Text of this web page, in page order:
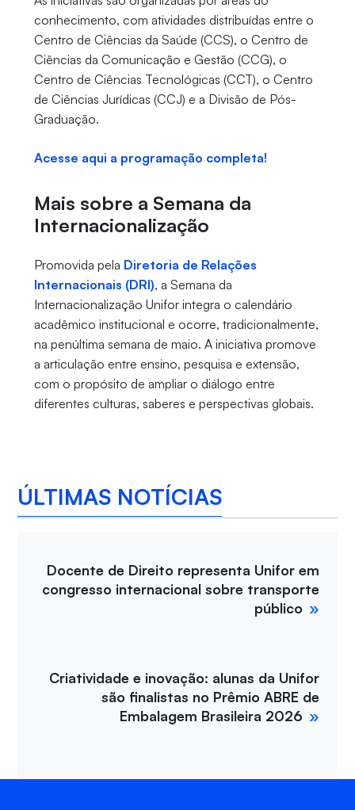
conhecimento, com atividades distribuídas entre o
Centro de Ciências da Saúde (CCS), o Centro de
Ciências da Comunicação e Gestão (CCG), o
Centro de Ciências Tecnológicas (CCT), o Centro
de Ciências Jurídicas (CCJ) e a Divisão de Pós-
Graduação.
Acesse aqui a programação completa!
Mais sobre a Semana da
Internacionalização
Promovida pela Diretoria de Relações
Internacionais (DRI), a Semana da
Internacionalização Unifor integra o calendário
acadêmico institucional e ocorre, tradicionalmente,
na penúltima semana de maio. A iniciativa promove
a articulação entre ensino, pesquisa e extensão,
com o propósito de ampliar o diálogo entre
diferentes culturas, saberes e perspectivas globais.
ÚLTIMAS NOTÍCIAS
Docente de Direito representa Unifor em
congresso internacional sobre transporte
público
Criatividade e inovação: alunas da Unifor
são finalistas no Prêmio ABRE de
Embalagem Brasileira 2026